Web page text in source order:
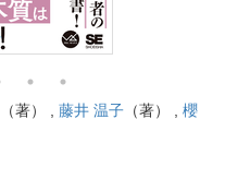
（著） , 藤井 温子 （著） , 櫻